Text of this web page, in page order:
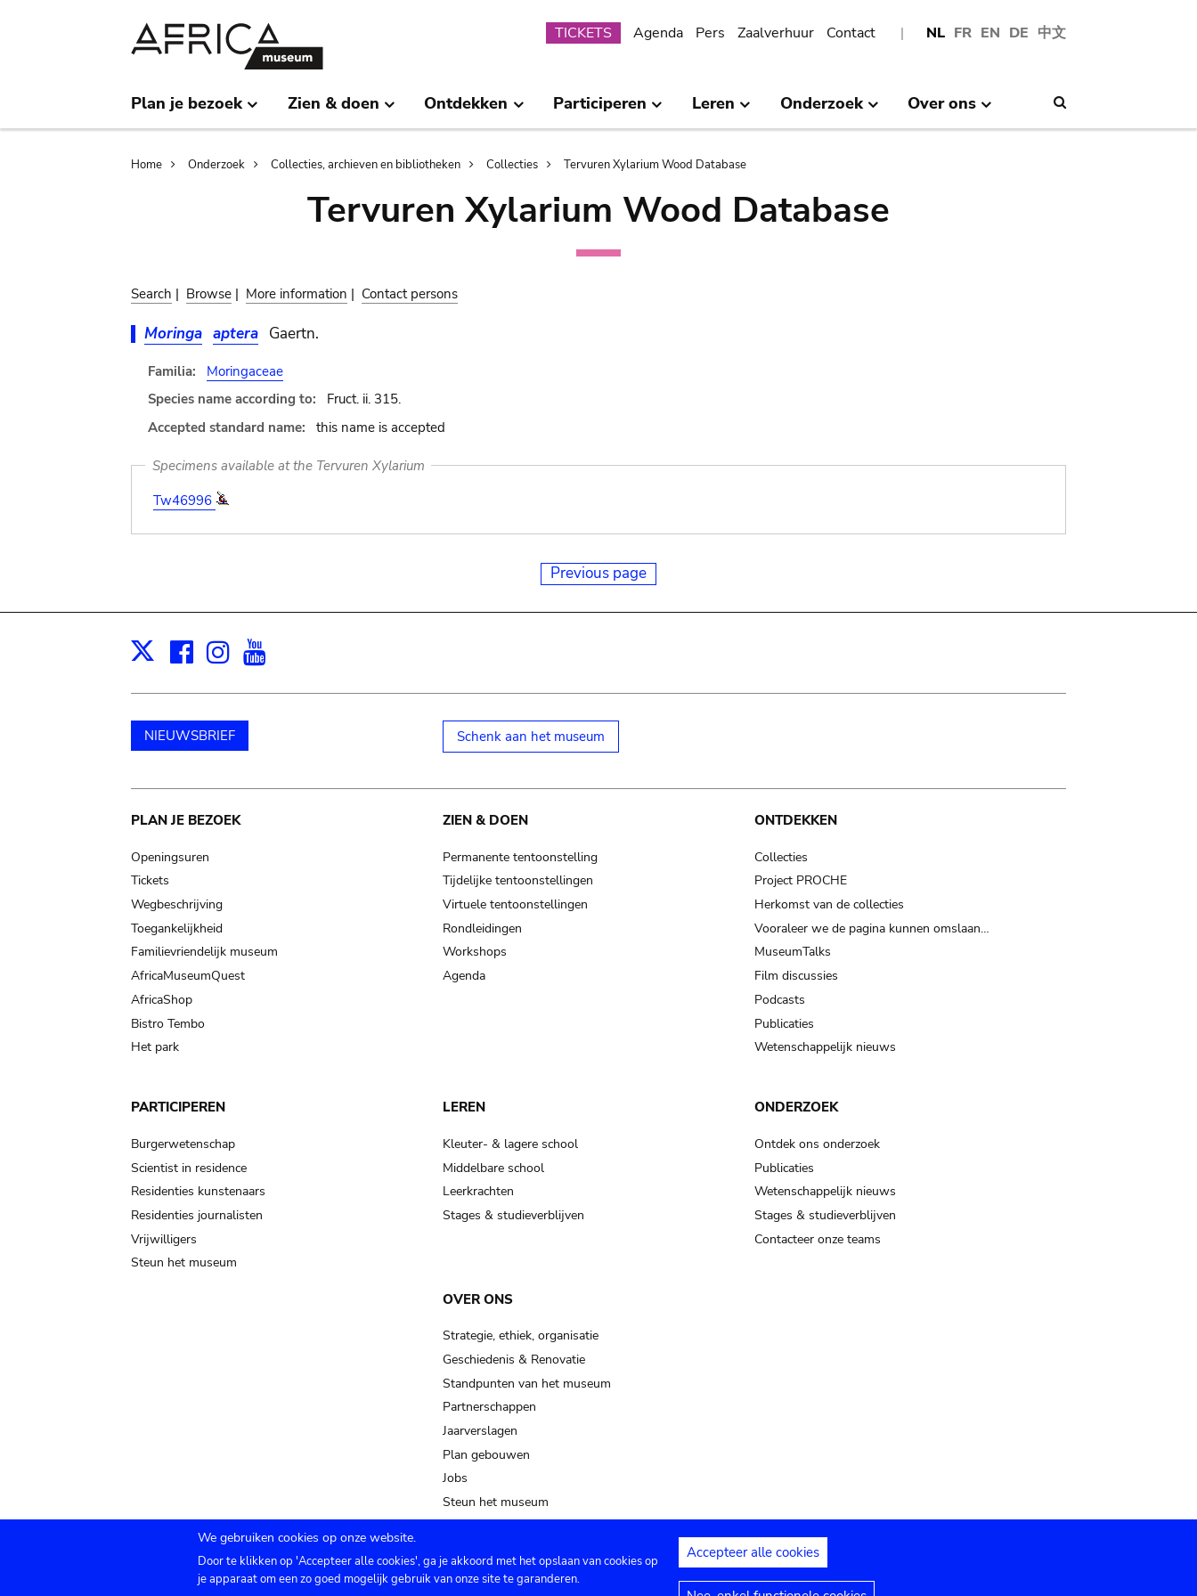
NL FR EN DE 中文
Submenu
TICKETS Agenda Pers Zaalverhuur Contact
Plan je bezoek Zien & doen Ontdekken Participeren Leren Onderzoek Over ons
Breadcrumb
Home Onderzoek Collecties, archieven en bibliotheken Collecties Tervuren Xylarium Wood Database
Tervuren Xylarium Wood Database
Search | Browse | More information | Contact persons
Moringa aptera Gaertn.
Familia:
Moringaceae
Species name according to:
Fruct. ii. 315.
Accepted standard name:
this name is accepted
Specimens available at the Tervuren Xylarium
Tw46996
Previous page
X Facebook
Instagram
NIEUWSBRIEF Schenk aan het museum
Main
navigation
PLAN JE BEZOEK
Openingsuren
Tickets
Wegbeschrijving
Toegankelijkheid
Familievriendelijk museum
AfricaMuseumQuest
AfricaShop
Bistro Tembo
Het park
ZIEN & DOEN
Permanente tentoonstelling
Tijdelijke tentoonstellingen
Virtuele tentoonstellingen
Rondleidingen
Workshops
Agenda
ONTDEKKEN
Collecties
Project PROCHE
Herkomst van de collecties
Vooraleer we de pagina kunnen omslaan…
MuseumTalks
Film discussies
Podcasts
Publicaties
Wetenschappelijk nieuws
PARTICIPEREN
Burgerwetenschap
Scientist in residence
Residenties kunstenaars
Residenties journalisten
Vrijwilligers
Steun het museum
LEREN
Kleuter- & lagere school
Middelbare school
Leerkrachten
Stages & studieverblijven
ONDERZOEK
Ontdek ons onderzoek
Publicaties
Wetenschappelijk nieuws
Stages & studieverblijven
Contacteer onze teams
OVER ONS
Strategie, ethiek, organisatie
Geschiedenis & Renovatie
Standpunten van het museum
Partnerschappen
Jaarverslagen
Plan gebouwen
Jobs
Steun het museum
Submenu
Agenda Pers Zaalverhuur Contact Privacy instellingen Juridische mededelingen
We gebruiken cookies op onze website.
Door te klikken op 'Accepteer alle cookies', ga je akkoord met het opslaan van cookies op
je apparaat om een zo goed mogelijk gebruik van onze site te garanderen.
Accepteer alle cookies